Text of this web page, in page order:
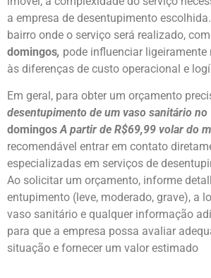
a empresa de desentupimento
bairro onde o serviço será realizado,
domingos, pode influenciar ligeiramente
às diferenças de custo operacional e
Em geral, para obter um orçamento
desentupimento de um vaso sanitário no
domingosA partir de R$69,99 volar do
recomendável entrar em contato
especializadas em serviços de
Ao solicitar um orçamento, informe
entupimento (leve, moderado, grave), a
vaso sanitário e qualquer informação
para que a empresa possa avaliar
situação e fornecer um valor estimado